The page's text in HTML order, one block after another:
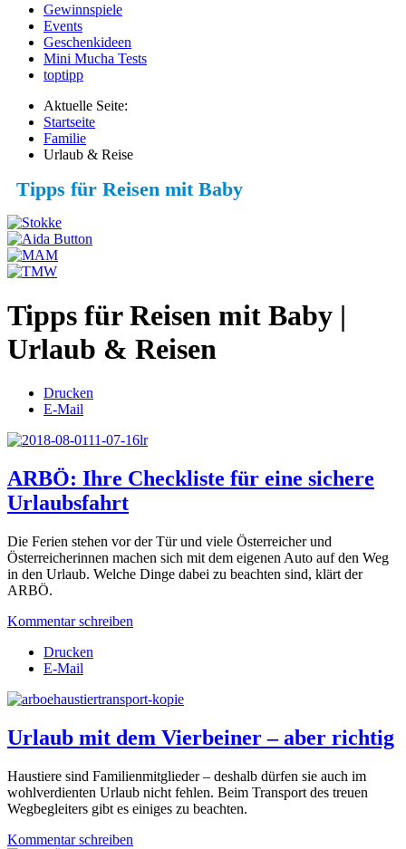
Gewinnspiele
Events
Geschenkideen
Mini Mucha Tests
toptipp
Aktuelle Seite:
Startseite
Familie
Urlaub & Reise
Tipps für Reisen mit Baby
Tipps für Reisen mit Baby |
Urlaub & Reisen
Drucken
E-Mail
ARBÖ: Ihre Checkliste für eine sichere
Urlaubsfahrt
Die Ferien stehen vor der Tür und viele Österreicher und
Österreicherinnen machen sich mit dem eigenen Auto auf den Weg
in den Urlaub. Welche Dinge dabei zu beachten sind, klärt der
ARBÖ.
Kommentar schreiben
Drucken
E-Mail
Urlaub mit dem Vierbeiner – aber richtig
Haustiere sind Familienmitglieder – deshalb dürfen sie auch im
wohlverdienten Urlaub nicht fehlen. Beim Transport des treuen
Wegbegleiters gibt es einiges zu beachten.
Kommentar schreiben